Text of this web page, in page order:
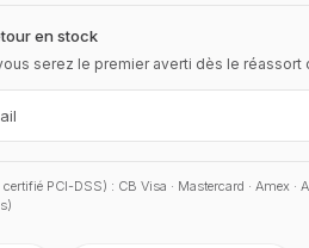
en stock
serez le premier averti dès le réassort
PCI-DSS) : CB Visa · Mastercard · Amex ·